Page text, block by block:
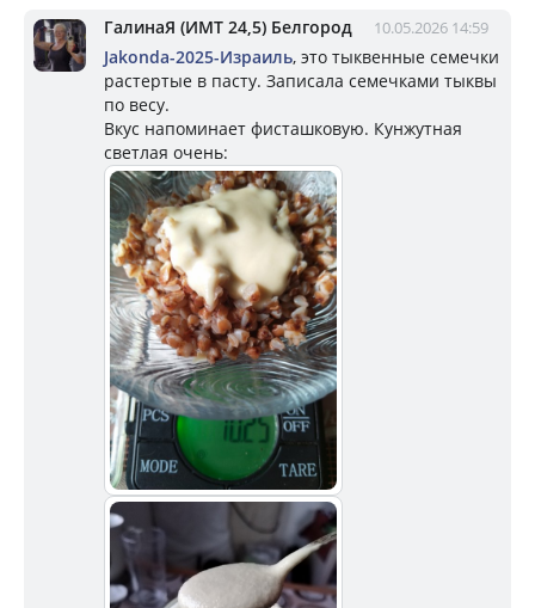
ГалинаЯ (ИМТ 24,5) Белгород 10.05.2026 14:59
Jakonda-2025-Израиль, это тыквенные семечки
растертые в пасту. Записала семечками тыквы
по весу.
Вкус напоминает фисташковую. Кунжутная
светлая очень: